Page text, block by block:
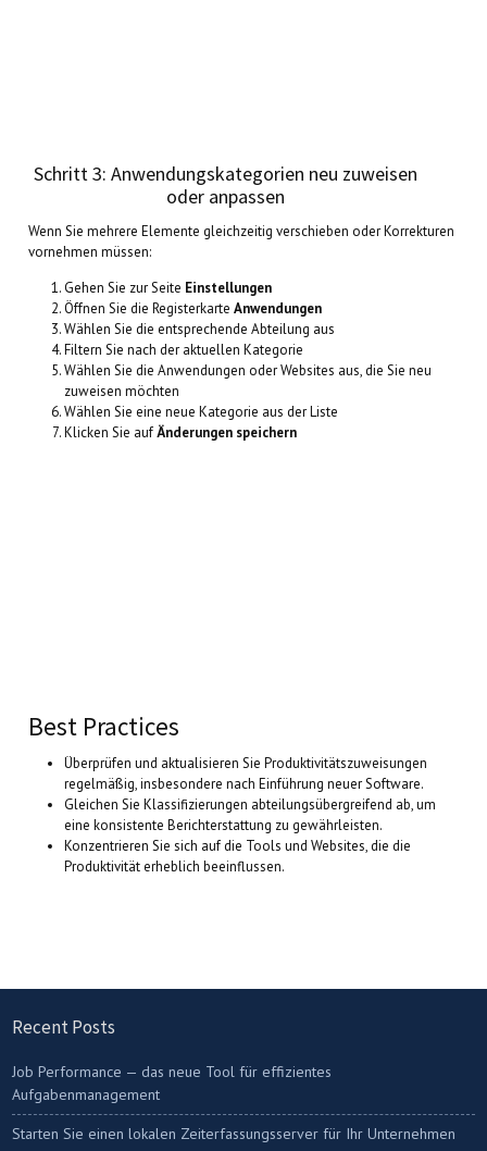
Schritt 3: Anwendungskategorien neu zuweisen
oder anpassen
Wenn Sie mehrere Elemente gleichzeitig verschieben oder Korrekturen
vornehmen müssen:
Gehen Sie zur Seite Einstellungen
Öffnen Sie die Registerkarte Anwendungen
Wählen Sie die entsprechende Abteilung aus
Filtern Sie nach der aktuellen Kategorie
Wählen Sie die Anwendungen oder Websites aus, die Sie neu
zuweisen möchten
Wählen Sie eine neue Kategorie aus der Liste
Klicken Sie aufÄnderungen speichern
Best Practices
Überprüfen und aktualisieren Sie Produktivitätszuweisungen
regelmäßig, insbesondere nach Einführung neuer Software.
Gleichen Sie Klassifizierungen abteilungsübergreifend ab, um
eine konsistente Berichterstattung zu gewährleisten.
Konzentrieren Sie sich auf die Tools und Websites, die die
Produktivität erheblich beeinflussen.
Recent Posts
Job Performance — das neue Tool für effizientes
Aufgabenmanagement
Starten Sie einen lokalen Zeiterfassungsserver für Ihr Unternehmen